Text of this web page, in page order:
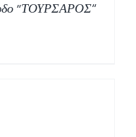
“ΤΟΥΡΣΑΡΟΣ”